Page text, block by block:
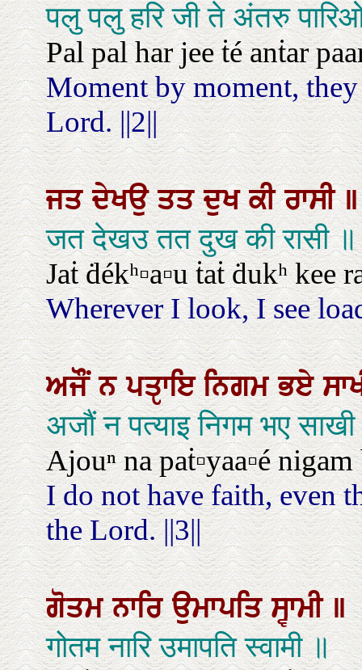
पलु पलु हरि जी ते अंतरु
Pal pal har jee ṫé anṫar
Moment by moment,
Lord. ||2||
ਜਤਦੇਖਉਤਤਦੁਖਕੀਰਾਸੀ॥
जत देखउ तत दुख की रासी ॥
Jaṫ ḋékʰ▫a▫u ṫaṫ ḋukʰ kee
Wherever I look, I see
ਅਜੌਂਨਪਤੵਾਇਨਿਗਮਭਏ
अजौं न पत्याइ निगम भए
Ajouⁿ na paṫ▫yaa▫é nigam
I do not have faith, even
the Lord. ||3||
ਗੋਤਮਨਾਰਿਉਮਾਪਤਿਸ੍ਵਾਮੀ॥
गोतम नारि उमापति स्वामी ॥